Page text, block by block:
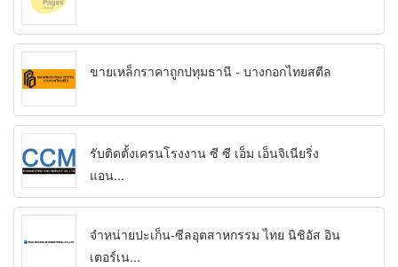
ขายเหล็กราคาถูกปทุมธานี - บางกอกไทยสตีล
รับติดตั้งเครนโรงงาน ซี ซี เอ็ม เอ็นจิเนียริ่ง
แอน...
จำหน่ายปะเก็น-ซีลอุตสาหกรรม ไทย นิชิอัส อิน
เตอร์เน...